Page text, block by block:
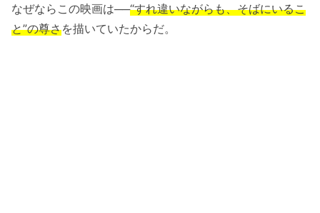
なぜならこの映画は──“すれ違いながらも、そばにいるこ
と”の尊さを描いていたからだ。